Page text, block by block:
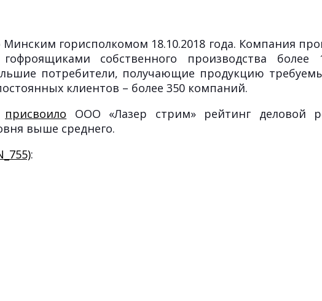
горисполкомом 18.10.2018 года. Компания
гофроящиками собственного производства
потребители, получающие продукцию
клиентов – более 350 компаний.
присвоило ООО «Лазер стрим» рейтинг деловой
выше среднего.
: